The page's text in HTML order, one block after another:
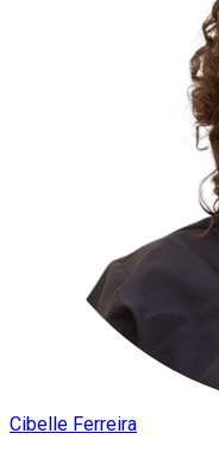
Cibelle Ferreira